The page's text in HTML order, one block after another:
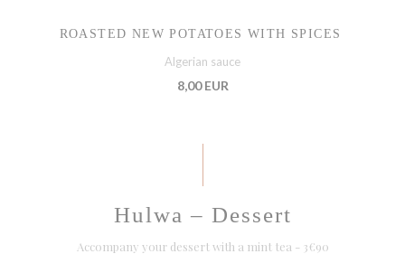
ROASTED NEW POTATOES WITH SPICES
Algerian sauce
8,00 EUR
Hulwa – Dessert
Accompany your dessert with a mint tea - 3€90